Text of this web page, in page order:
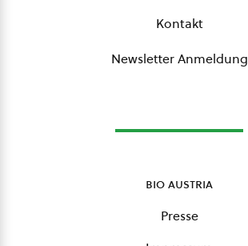
Kontakt
Newsletter Anmeldung
bio austria
Presse